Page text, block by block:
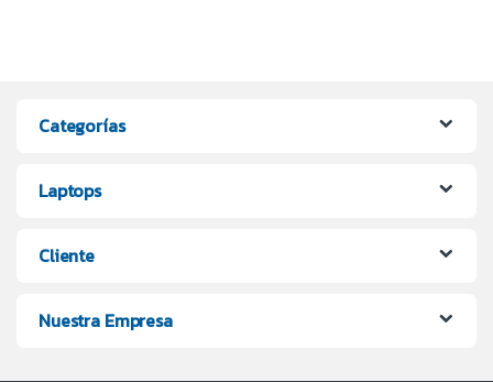
Categorías
Laptops
Cliente
Nuestra Empresa